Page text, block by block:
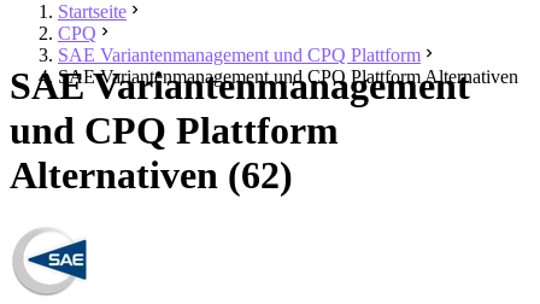
Startseite
CPQ
SAE Variantenmanagement und CPQ Plattform
SAE Variantenmanagement und CPQ Plattform Alternativen
SAE Variantenmanagement
und CPQ Plattform
Alternativen (62)